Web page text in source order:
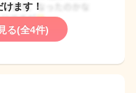
ます！
る(全4件)